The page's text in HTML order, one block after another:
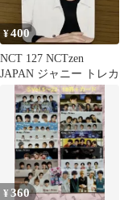
¥400
NCT 127 NCTzen
JAPAN ジャニー トレカ
¥360